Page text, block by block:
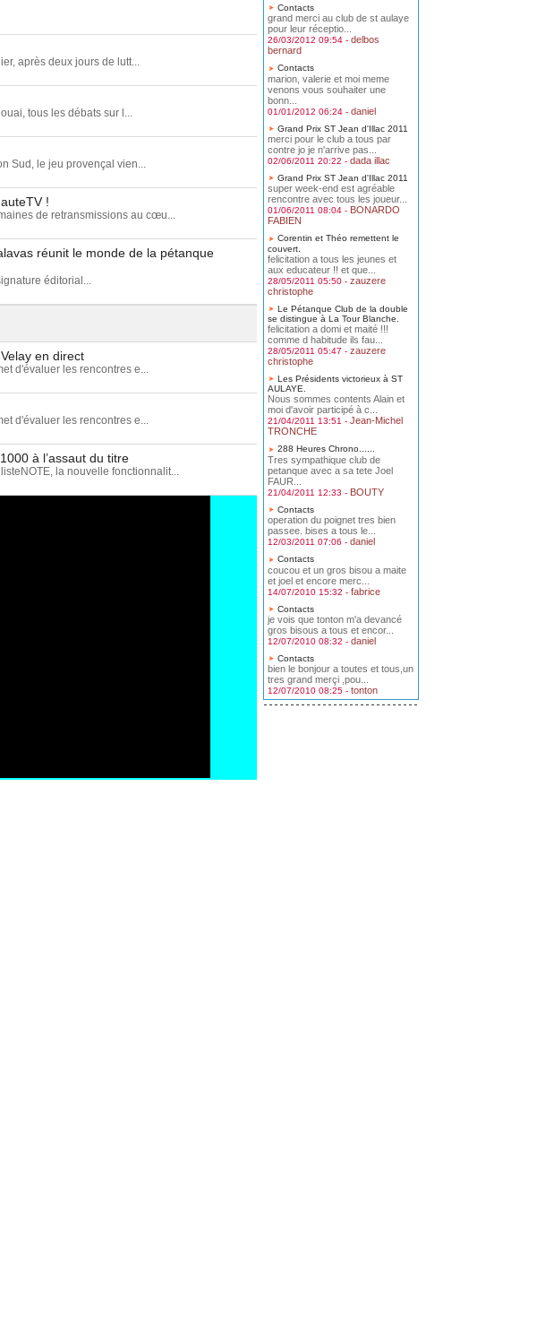
après deux jours de lutt...
tous les débats sur l...
Sud, le jeu provençal vien...
!
de retransmissions au cœu...
réunit le monde de la pétanque
éditorial...
en direct
d'évaluer les rencontres e...
d'évaluer les rencontres e...
à l’assaut du titre
la nouvelle fonctionnalit...
Contacts
grand merci au club de st aulaye
pour leur réceptio...
26/03/2012 09:54 - delbos
bernard
Contacts
marion, valerie et moi meme
venons vous souhaiter une
bonn...
01/01/2012 06:24 - daniel
Grand Prix ST Jean d'Illac 2011
merci pour le club a tous par
contre jo je n'arrive pas...
02/06/2011 20:22 - dada illac
Grand Prix ST Jean d'Illac 2011
super week-end est agréable
rencontre avec tous les joueur...
01/06/2011 08:04 - BONARDO
FABIEN
Corentin et Théo remettent le
couvert.
felicitation a tous les jeunes et
aux educateur !! et que...
28/05/2011 05:50 - zauzere
christophe
Le Pétanque Club de la double
se distingue à La Tour Blanche.
felicitation a domi et maité !!!
comme d habitude ils fau...
28/05/2011 05:47 - zauzere
christophe
Les Présidents victorieux à ST
AULAYE.
Nous sommes contents Alain et
moi d'avoir participé à c...
21/04/2011 13:51 - Jean-Michel
TRONCHE
288 Heures Chrono......
Tres sympathique club de
petanque avec a sa tete Joel
FAUR...
21/04/2011 12:33 - BOUTY
Contacts
operation du poignet tres bien
passee. bises a tous le...
12/03/2011 07:06 - daniel
Contacts
coucou et un gros bisou a maite
et joel et encore merc...
14/07/2010 15:32 - fabrice
Contacts
je vois que tonton m'a devancé
gros bisous a tous et encor...
12/07/2010 08:32 - daniel
Contacts
bien le bonjour a toutes et tous,un
tres grand merçi ,pou...
12/07/2010 08:25 - tonton